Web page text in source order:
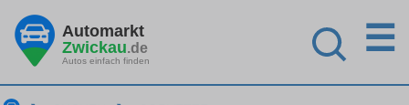
Automarkt
Zwickau.de
Autos einfach finden
☰